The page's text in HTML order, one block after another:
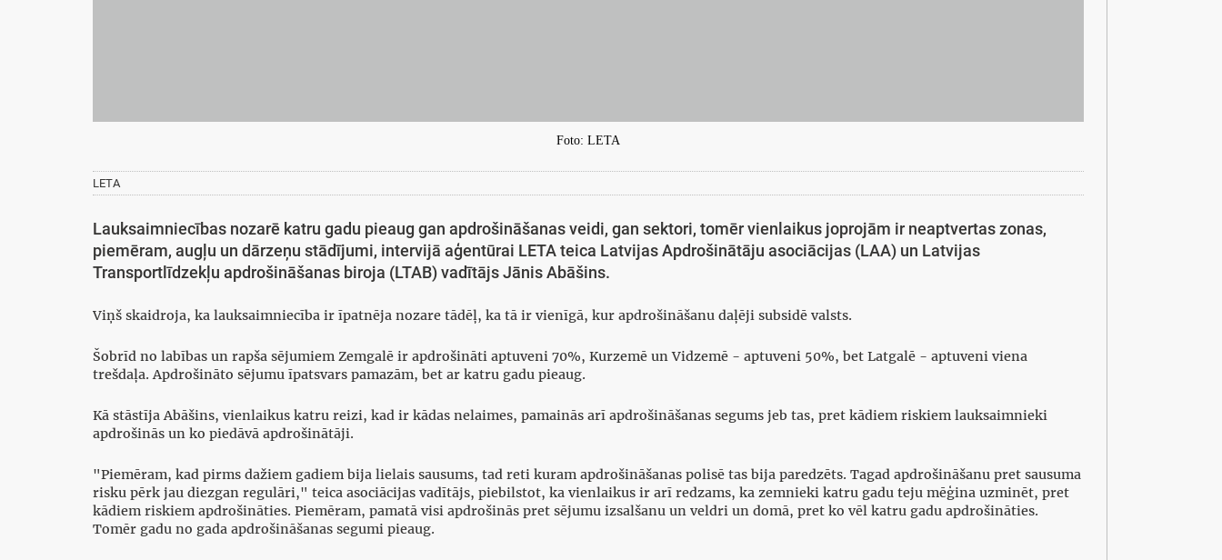
Foto: LETA
LETA
Lauksaimniecības nozarē katru gadu pieaug gan apdrošināšanas veidi, gan sektori, tomēr vienlaikus joprojām ir neaptvertas zonas,
piemēram, augļu un dārzeņu stādījumi, intervijā aģentūrai LETA teica Latvijas Apdrošinātāju asociācijas (LAA) un Latvijas
Transportlīdzekļu apdrošināšanas biroja (LTAB) vadītājs Jānis Abāšins.
Viņš skaidroja, ka lauksaimniecība ir īpatnēja nozare tādēļ, ka tā ir vienīgā, kur apdrošināšanu daļēji subsidē valsts.
Šobrīd no labības un rapša sējumiem Zemgalē ir apdrošināti aptuveni 70%, Kurzemē un Vidzemē - aptuveni 50%, bet Latgalē - aptuveni viena
trešdaļa. Apdrošināto sējumu īpatsvars pamazām, bet ar katru gadu pieaug.
Kā stāstīja Abāšins, vienlaikus katru reizi, kad ir kādas nelaimes, pamainās arī apdrošināšanas segums jeb tas, pret kādiem riskiem lauksaimnieki
apdrošinās un ko piedāvā apdrošinātāji.
"Piemēram, kad pirms dažiem gadiem bija lielais sausums, tad reti kuram apdrošināšanas polisē tas bija paredzēts. Tagad apdrošināšanu pret sausuma
risku pērk jau diezgan regulāri," teica asociācijas vadītājs, piebilstot, ka vienlaikus ir arī redzams, ka zemnieki katru gadu teju mēģina uzminēt, pret
kādiem riskiem apdrošināties. Piemēram, pamatā visi apdrošinās pret sējumu izsalšanu un veldri un domā, pret ko vēl katru gadu apdrošināties.
Tomēr gadu no gada apdrošināšanas segumi pieaug.